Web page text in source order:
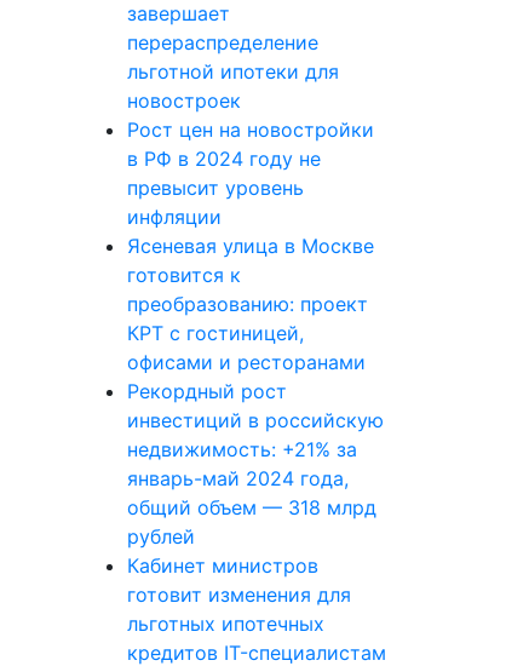
завершает
перераспределение
льготной ипотеки для
новостроек
Рост цен на новостройки
в РФ в 2024 году не
превысит уровень
инфляции
Ясеневая улица в Москве
готовится к
преобразованию: проект
КРТ с гостиницей,
офисами и ресторанами
Рекордный рост
инвестиций в российскую
недвижимость: +21% за
январь-май 2024 года,
общий объем — 318 млрд
рублей
Кабинет министров
готовит изменения для
льготных ипотечных
кредитов IT-специалистам